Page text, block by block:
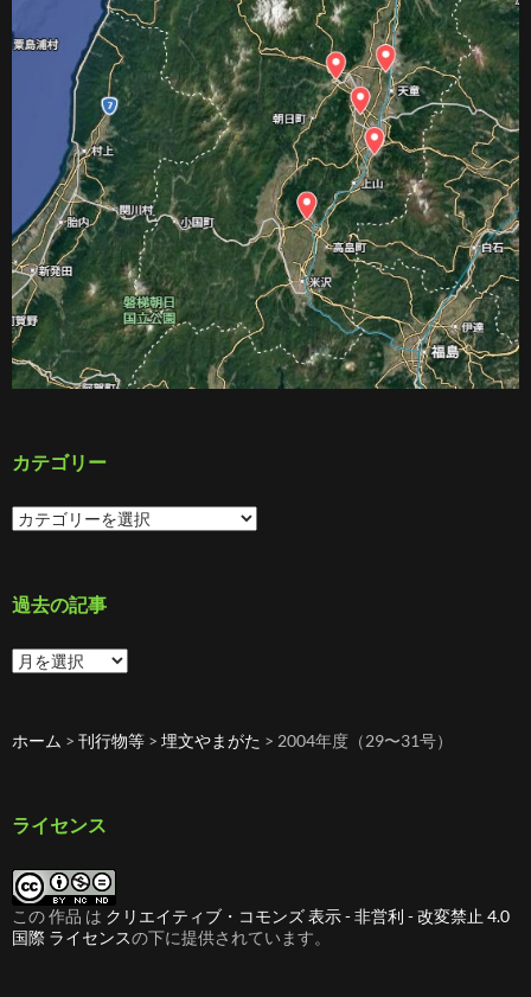
カテゴリー
カ
テ
ー
過去の記事
過
去
事
ホーム > 刊行物等 > 埋文やまがた > 2004年度（29〜31号）
ライセンス
この 作品 は クリエイティブ・コモンズ 表示 - 非営利 - 改変禁止 4.0
国際 ライセンスの下に提供されています。